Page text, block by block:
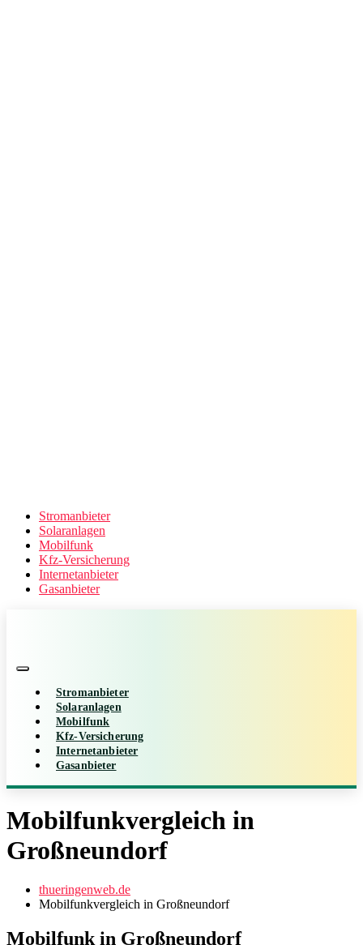
Stromanbieter
Solaranlagen
Mobilfunk
Kfz-Versicherung
Internetanbieter
Gasanbieter
Stromanbieter
Solaranlagen
Mobilfunk
Kfz-Versicherung
Internetanbieter
Gasanbieter
Mobilfunkvergleich in
Großneundorf
thueringenweb.de
Mobilfunkvergleich in Großneundorf
Mobilfunk in Großneundorf